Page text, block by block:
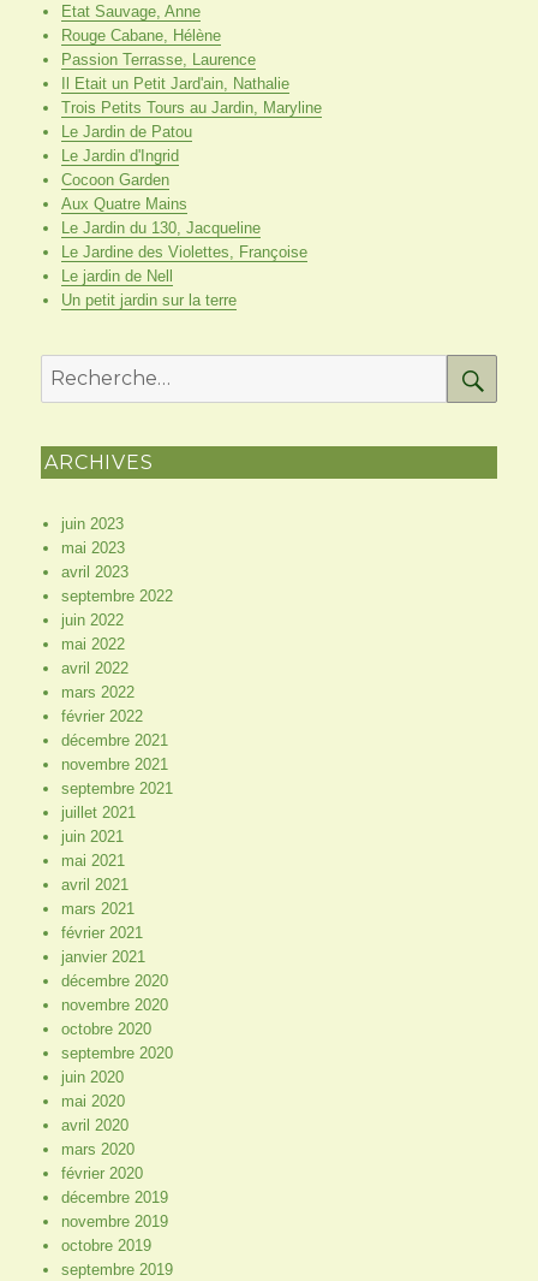
Etat Sauvage, Anne
Rouge Cabane, Hélène
Passion Terrasse, Laurence
Il Etait un Petit Jard'ain, Nathalie
Trois Petits Tours au Jardin, Maryline
Le Jardin de Patou
Le Jardin d'Ingrid
Cocoon Garden
Aux Quatre Mains
Le Jardin du 130, Jacqueline
Le Jardine des Violettes, Françoise
Le jardin de Nell
Un petit jardin sur la terre
Recherche
pour
ARCHIVES
juin 2023
mai 2023
avril 2023
septembre 2022
juin 2022
mai 2022
avril 2022
mars 2022
février 2022
décembre 2021
novembre 2021
septembre 2021
juillet 2021
juin 2021
mai 2021
avril 2021
mars 2021
février 2021
janvier 2021
décembre 2020
novembre 2020
octobre 2020
septembre 2020
juin 2020
mai 2020
avril 2020
mars 2020
février 2020
décembre 2019
novembre 2019
octobre 2019
septembre 2019